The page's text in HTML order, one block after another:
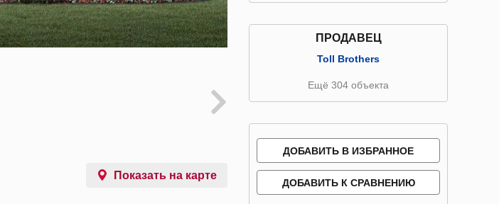
Показать на карте
ПРОДАВЕЦ
Toll Brothers
Ещё 304 объекта
ДОБАВИТЬ В ИЗБРАННОЕ
ДОБАВИТЬ К СРАВНЕНИЮ